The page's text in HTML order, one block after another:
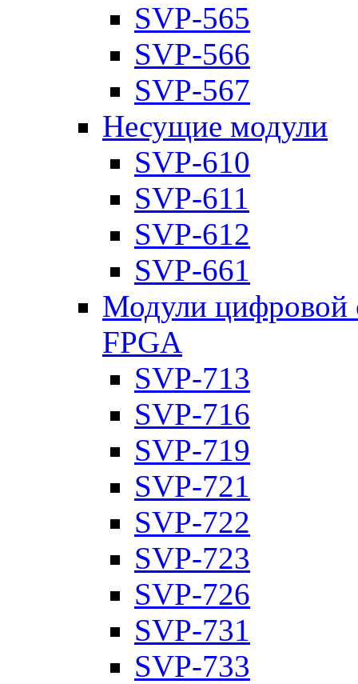
SVP-565
SVP-566
SVP-567
Несущие модули
SVP-610
SVP-611
SVP-612
SVP-661
Модули цифровой
FPGA
SVP-713
SVP-716
SVP-719
SVP-721
SVP-722
SVP-723
SVP-726
SVP-731
SVP-733